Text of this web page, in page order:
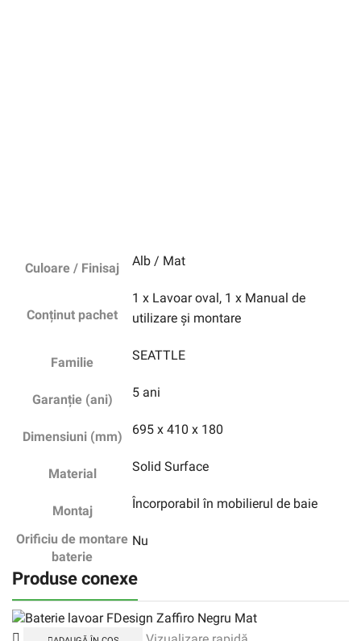
Culoare / Finisaj Alb / Mat
Conținut pachet
1 x Lavoar oval, 1 x Manual de
utilizare și montare
Familie SEATTLE
Garanție (ani) 5 ani
Dimensiuni (mm) 695 x 410 x 180
Material Solid Surface
Montaj Încorporabil în mobilierul de baie
Orificiu de montare
baterie
Nu
Produse conexe